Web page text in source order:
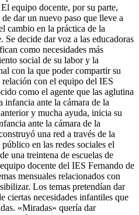
equipo docente, por su parte,
dar un nuevo paso que lleve a
cambio en la práctica de la
decide dar voz a las educadoras
como necesidades más
social de su labor y la
con la que poder compartir su
con el equipo del IES
como el agente que las aglutina
ante la cámara de la
y mucha ayuda, inicia su
ante la cámara de la
una red a través de la
en las redes sociales el
una treintena de escuelas de
docente del IES Fernando de
mensuales relacionados con
Los temas pretendían dar
ciertas necesidades infantiles que
«Miradas» quería dar